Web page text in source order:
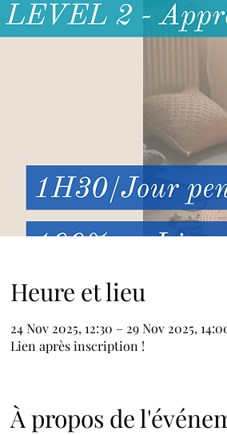
Heure et lieu
24 Nov 2025, 12:30 – 29 Nov 2025,
Lien après inscription !
À propos de